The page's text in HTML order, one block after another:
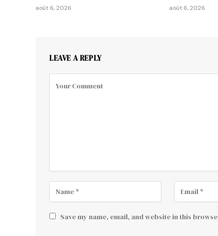
août 6, 2026 août 6, 2026
LEAVE A REPLY
Save my name, email, and website in this